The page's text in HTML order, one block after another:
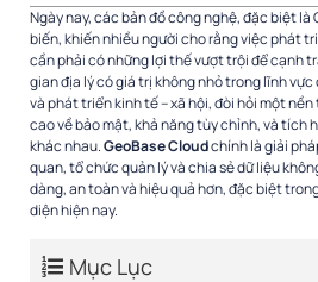
Ngày nay, các bản đồ công nghệ, đặc biệt là
biến, khiến nhiều người cho rằng việc phát
cần phải có những lợi thế vượt trội để cạnh
gian địa lý có giá trị không nhỏ trong lĩnh
và phát triển kinh tế – xã hội, đòi hỏi một
cao về bảo mật, khả năng tùy chỉnh, và tích
khác nhau.GeoBase Cloudchính là giải
quan, tổ chức quản lý và chia sẻ dữ liệu
dàng, an toàn và hiệu quả hơn, đặc biệt
diện hiện nay.
Mục Lục